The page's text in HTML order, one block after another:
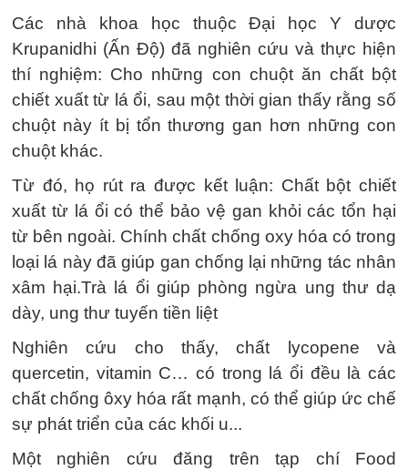
Các nhà khoa học thuộc Đại học Y dược
Krupanidhi (Ấn Độ) đã nghiên cứu và thực hiện
thí nghiệm: Cho những con chuột ăn chất bột
chiết xuất từ lá ổi, sau một thời gian thấy rằng số
chuột này ít bị tổn thương gan hơn những con
chuột khác.
Từ đó, họ rút ra được kết luận: Chất bột chiết
xuất từ lá ổi có thể bảo vệ gan khỏi các tổn hại
từ bên ngoài. Chính chất chống oxy hóa có trong
loại lá này đã giúp gan chống lại những tác nhân
xâm hại.Trà lá ổi giúp phòng ngừa ung thư dạ
dày, ung thư tuyến tiền liệt
Nghiên cứu cho thấy, chất lycopene và
quercetin, vitamin C… có trong lá ổi đều là các
chất chống ôxy hóa rất mạnh, có thể giúp ức chế
sự phát triển của các khối u...
Một nghiên cứu đăng trên tạp chí Food